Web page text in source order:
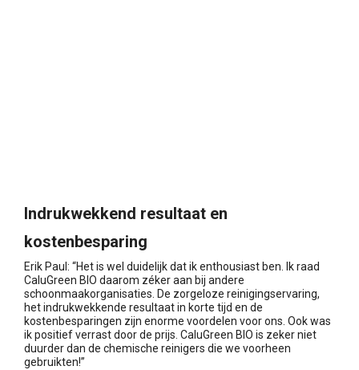
Indrukwekkend resultaat en
kostenbesparing
Erik Paul: “Het is wel duidelijk dat ik enthousiast ben. Ik raad
CaluGreen BIO daarom zéker aan bij andere
schoonmaakorganisaties. De zorgeloze reinigingservaring,
het indrukwekkende resultaat in korte tijd en de
kostenbesparingen zijn enorme voordelen voor ons. Ook was
ik positief verrast door de prijs. CaluGreen BIO is zeker niet
duurder dan de chemische reinigers die we voorheen
gebruikten!”